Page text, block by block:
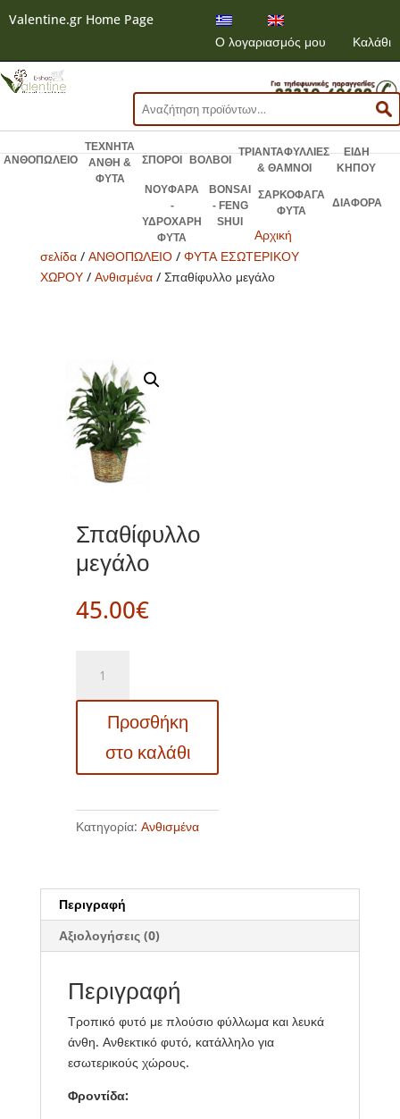
Valentine.gr Home Page
Ο λογαριασμός μου
Καλάθι
Αναζήτηση
για:
ΑΝΘΟΠΩΛΕΙΟ
ΤΕΧΝΗΤΑ
ΑΝΘΗ &
ΦΥΤΑ
ΣΠΟΡΟΙ ΒΟΛΒΟΙ
ΤΡΙΑΝΤΑΦΥΛΛΙΕΣ
& ΘΑΜΝΟΙ
ΕΙΔΗ
ΚΗΠΟΥ
ΝΟΥΦΑΡΑ
-
ΥΔΡΟΧΑΡΗ
ΦΥΤΑ
BONSAI
- FENG
SHUI
ΣΑΡΚΟΦΑΓΑ
ΦΥΤΑ
ΔΙΑΦΟΡΑ
Αρχική
σελίδα/ ΑΝΘΟΠΩΛΕΙΟ/ ΦΥΤΑ ΕΣΩΤΕΡΙΚΟΥ
ΧΩΡΟΥ/ Ανθισμένα/ Σπαθίφυλλο μεγάλο
Σπαθίφυλλο
μεγάλο
45.00€
μεγάλο
ποσότητα
Προσθήκη
στο καλάθι
Κατηγορία: Ανθισμένα
Περιγραφή
Αξιολογήσεις (0)
Περιγραφή
Τροπικό φυτό με πλούσιο φύλλωμα και λευκά
άνθη. Ανθεκτικό φυτό, κατάλληλο για
εσωτερικούς χώρους.
Φροντίδα: